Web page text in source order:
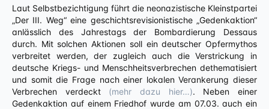
Laut Selbstbezichtigung führt die neonazistische Kleinstpartei
„Der III. Weg“ eine geschichtsrevisionistische „Gedenkaktion“
anlässlich des Jahrestags der Bombardierung Dessaus
durch. Mit solchen Aktionen soll ein deutscher Opfermythos
verbreitet werden, der zugleich auch die Verstrickung in
deutsche Kriegs- und Menschheitsverbrechen dethematisiert
und somit die Frage nach einer lokalen Verankerung dieser
Verbrechen verdeckt (mehr dazu hier…). Neben einer
Gedenkaktion auf einem Friedhof wurde am 07.03. auch ein